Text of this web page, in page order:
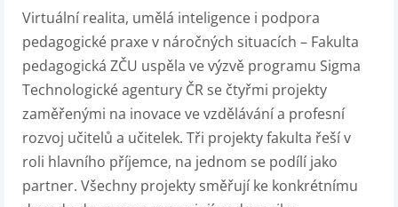
Virtuální realita, umělá inteligence i podpora
pedagogické praxe v náročných situacích – Fakulta
pedagogická ZČU uspěla ve výzvě programu Sigma
Technologické agentury ČR se čtyřmi projekty
zaměřenými na inovace ve vzdělávání a profesní
rozvoj učitelů a učitelek. Tři projekty fakulta řeší v
roli hlavního příjemce, na jednom se podílí jako
partner. Všechny projekty směřují ke konkrétnímu